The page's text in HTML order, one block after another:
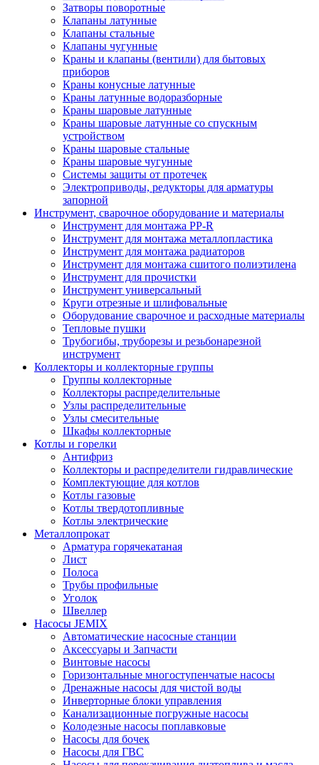
Затворы поворотные
Клапаны латунные
Клапаны стальные
Клапаны чугунные
Краны и клапаны (вентили) для бытовых
приборов
Краны конусные латунные
Краны латунные водоразборные
Краны шаровые латунные
Краны шаровые латунные со спускным
устройством
Краны шаровые стальные
Краны шаровые чугунные
Системы защиты от протечек
Электроприводы, редукторы для арматуры
запорной
Инструмент, сварочное оборудование и материалы
Инструмент для монтажа PP-R
Инструмент для монтажа металлопластика
Инструмент для монтажа радиаторов
Инструмент для монтажа сшитого полиэтилена
Инструмент для прочистки
Инструмент универсальный
Круги отрезные и шлифовальные
Оборудование сварочное и расходные материалы
Тепловые пушки
Трубогибы, труборезы и резьбонарезной
инструмент
Коллекторы и коллекторные группы
Группы коллекторные
Коллекторы распределительные
Узлы распределительные
Узлы смесительные
Шкафы коллекторные
Котлы и горелки
Антифриз
Коллекторы и распределители гидравлические
Комплектующие для котлов
Котлы газовые
Котлы твердотопливные
Котлы электрические
Металлопрокат
Арматура горячекатаная
Лист
Полоса
Трубы профильные
Уголок
Швеллер
Насосы JEMIX
Автоматические насосные станции
Аксессуары и Запчасти
Винтовые насосы
Горизонтальные многоступенчатые насосы
Дренажные насосы для чистой воды
Инверторные блоки управления
Канализационные погружные насосы
Колодезные насосы поплавковые
Насосы для бочек
Насосы для ГВС